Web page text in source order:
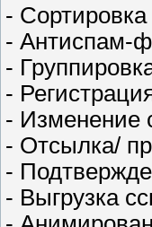
- Сортировка
- Антиспам-
-
-
- Изменение
- Отсылка/
-
- Выгрузка